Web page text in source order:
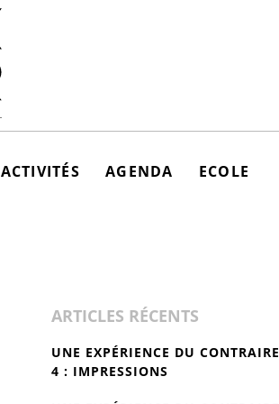
ACTIVITÉS AGENDA ECOLE
ARTICLES RÉCENTS
UNE EXPÉRIENCE DU CONTRAIRE
4 : IMPRESSIONS